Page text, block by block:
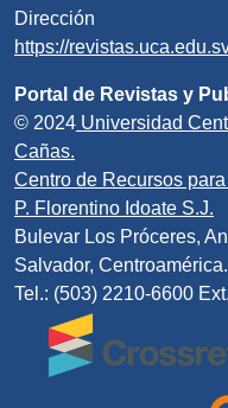
https://
Portal de Revistas y
© 2024 Universidad
Cañas.
Centro de Recursos
P. Florentino Idoate S.J.
Bulevar Los Próceres,
Salvador, Centroamérica.
Tel.: (503) 2210-6600